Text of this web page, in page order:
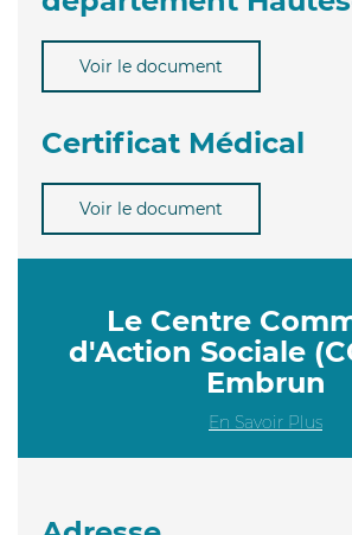
Voir le document
Certificat Médical
Voir le document
Le Centre
d'Action Sociale
Embrun
En Savoir Plus